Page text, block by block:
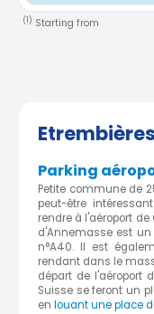
(1) Starting from
Etrembières
Parking
Petite commune de
peut-être
rendre à l'aéroport
d'Annemasse est
n°A40. Il est
rendant dans le
départ de l'aéroport
Suisse se feront un
en louant une place